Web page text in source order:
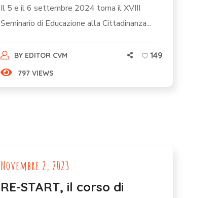
Il 5 e il 6 settembre 2024 torna il XVIII
Seminario di Educazione alla Cittadinanza...
BY EDITOR CVM
797 VIEWS
149
Novembre 2, 2023
RE-START, il corso di